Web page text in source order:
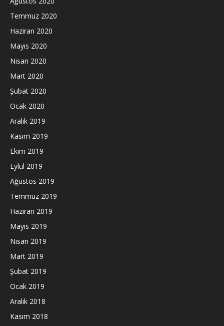
Temmuz 2020
Haziran 2020
Mayıs 2020
Nisan 2020
Mart 2020
Şubat 2020
Ocak 2020
Aralık 2019
Kasım 2019
Ekim 2019
Eylül 2019
Ağustos 2019
Temmuz 2019
Haziran 2019
Mayıs 2019
Nisan 2019
Mart 2019
Şubat 2019
Ocak 2019
Aralık 2018
Kasım 2018